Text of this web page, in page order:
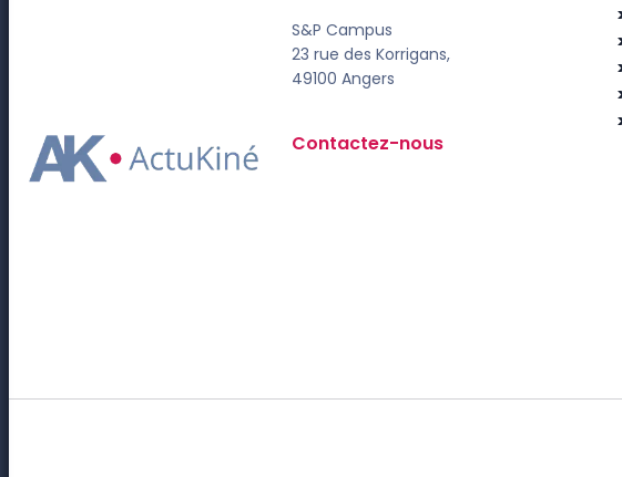
S&P Campus
23 rue des Korrigans,
49100 Angers
Contactez-nous